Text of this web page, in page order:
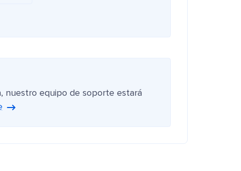
nuestro equipo de soporte estará